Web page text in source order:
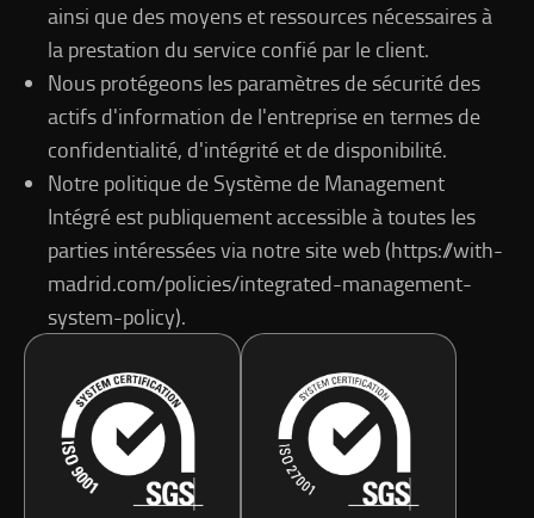
ainsi que des moyens et ressources nécessaires à
la prestation du service confié par le client.
Nous protégeons les paramètres de sécurité des
actifs d'information de l'entreprise en termes de
confidentialité, d'intégrité et de disponibilité.
Notre politique de Système de Management
Intégré est publiquement accessible à toutes les
parties intéressées via notre site web (https://with-
madrid.com/policies/integrated-management-
system-policy).